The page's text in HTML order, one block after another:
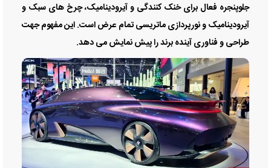
جلوپنجره فعال برای خنک کنندگی و آیرودینامیک، چرخ های سبک و
آیرودینامیک و نورپردازی ماتریسی تمام عرض است. این مفهوم جهت
طراحی و فناوری آینده برند را پیش نمایش می دهد.